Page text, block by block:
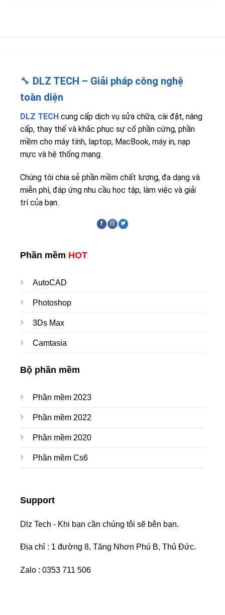
🔧 DLZ TECH – Giải pháp công nghệ
toàn diện
DLZ TECH cung cấp dịch vụ sửa chữa, cài đặt, nâng
cấp, thay thế và khắc phục sự cố phần cứng, phần
mềm cho máy tính, laptop, MacBook, máy in, nạp
mực và hệ thống mạng.
Chúng tôi chia sẻ phần mềm chất lượng, đa dạng và
miễn phí, đáp ứng nhu cầu học tập, làm việc và giải
trí của bạn.
Phần mềm HOT
AutoCAD
Photoshop
3Ds Max
Camtasia
Bộ phần mềm
Phần mềm 2023
Phần mềm 2022
Phần mềm 2020
Phần mềm Cs6
Support
Dlz Tech - Khi bạn cần chúng tôi sẽ bên bạn.
Địa chỉ : 1 đường 8, Tăng Nhơn Phú B, Thủ Đức.
Zalo : 0353 711 506